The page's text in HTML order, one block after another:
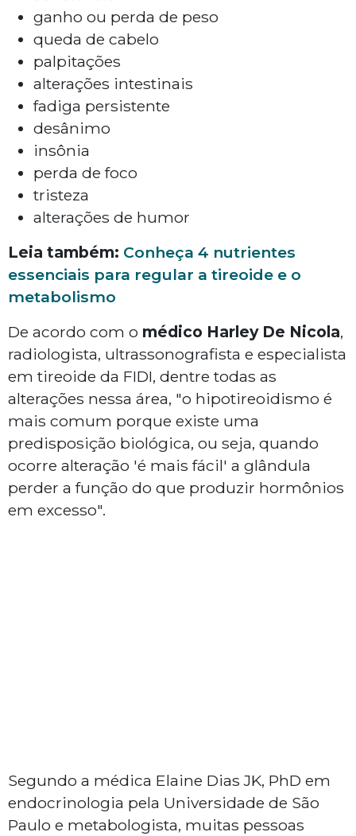
ganho ou perda de peso
queda de cabelo
palpitações
alterações intestinais
fadiga persistente
desânimo
insônia
perda de foco
tristeza
alterações de humor
Leia também: Conheça 4 nutrientes
essenciais para regular a tireoide e o
metabolismo
De acordo com o médico Harley De Nicola,
radiologista, ultrassonografista e especialista
em tireoide da FIDI, dentre todas as
alterações nessa área, "o hipotireoidismo é
mais comum porque existe uma
predisposição biológica, ou seja, quando
ocorre alteração 'é mais fácil' a glândula
perder a função do que produzir hormônios
em excesso".
Segundo a médica Elaine Dias JK, PhD em
endocrinologia pela Universidade de São
Paulo e metabologista, muitas pessoas